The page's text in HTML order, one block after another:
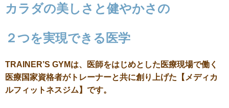
カラダの美しさと健やかさの
２つを実現できる医学
TRAINER’S GYMは、医師をはじめとした医療現場で働く
医療国家資格者がトレーナーと共に創り上げた【メディカ
ルフィットネスジム】です。